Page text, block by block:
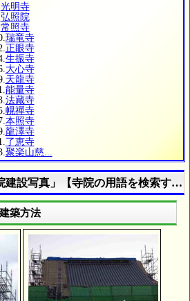
光明寺
弘照院
常照寺
瑞竜寺
正眼寺
生振寺
大心寺
天龍寺
能量寺
法藏寺
幌禪寺
本照寺
龍澤寺
了恵寺
聚楽山慈...
建設写真」【寺院の用語を検索する
築方法